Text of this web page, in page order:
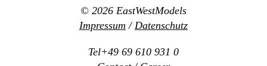
© 2026 EastWestModels
Impressum /Datenschutz
Tel+49 69 610 931 0